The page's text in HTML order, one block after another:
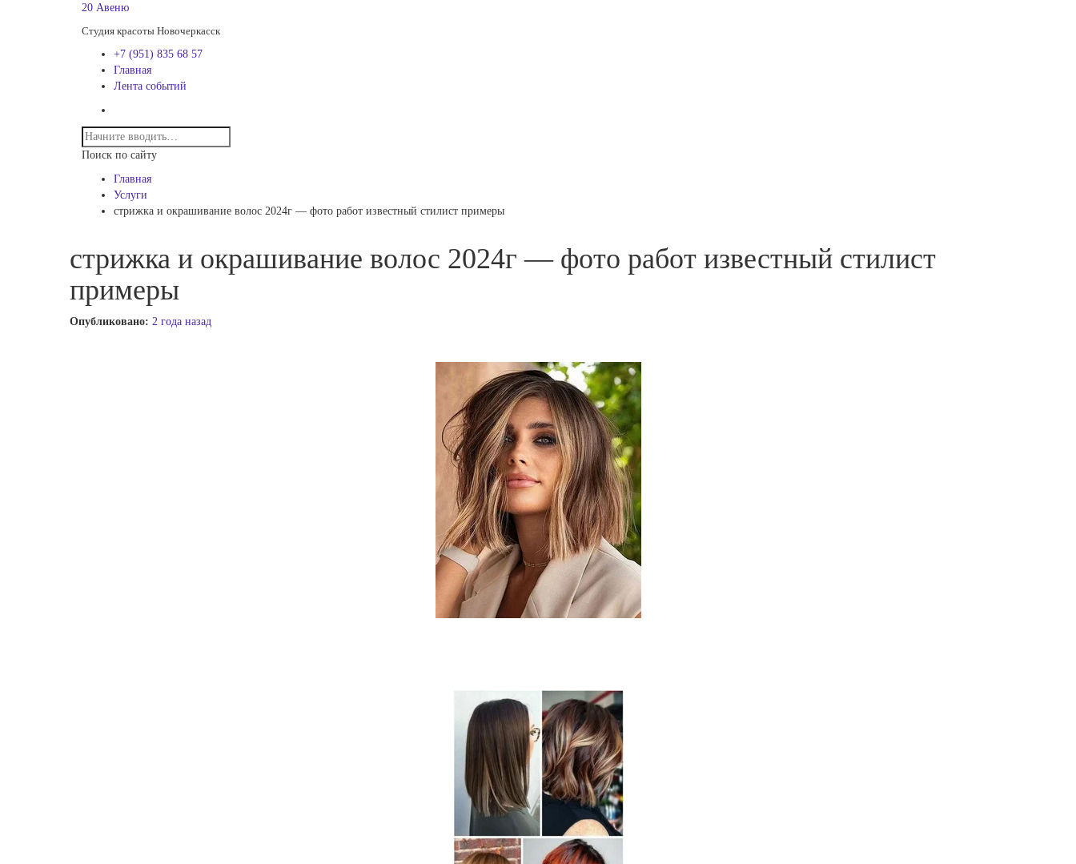
20 Авеню
Студия красоты Новочеркасск
+7 (951) 835 68 57
Главная
Лента событий
Поиск по сайту
Главная
Услуги
стрижка и окрашивание волос 2024г — фото работ известный стилист примеры
стрижка и окрашивание волос 2024г — фото работ известный стилист
примеры
Опубликовано: 2 года назад